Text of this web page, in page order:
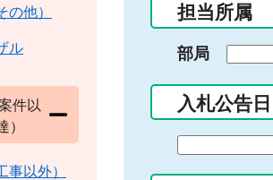
担当所属
部局
入札公告日
の他）
ル
件以
）
事以外）